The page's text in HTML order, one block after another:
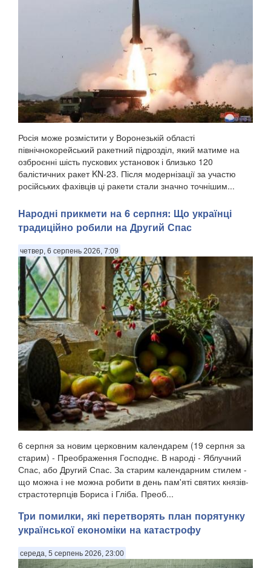
Росія може розмістити у Воронезькій області
північнокорейський ракетний підрозділ, який матиме на
озброєнні шість пускових установок і близько 120
балістичних ракет KN-23. Після модернізації за участю
російських фахівців ці ракети стали значно точнішим...
Народні прикмети на 6 серпня: Що українці
традиційно робили на Другий Спас
четвер, 6 серпень 2026, 7:09
6 серпня за новим церковним календарем (19 серпня за
старим) - Преображення Господнє. В народі - Яблучний
Спас, або Другий Спас. За старим календарним стилем -
що можна і не можна робити в день пам'яті святих князів-
страстотерпців Бориса і Гліба. Преоб...
Три помилки, які перетворять план порятунку
української економіки на катастрофу
середа, 5 серпень 2026, 23:00